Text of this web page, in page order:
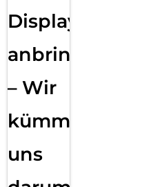
Displayfolie
anbringen
– Wir
kümmern
uns